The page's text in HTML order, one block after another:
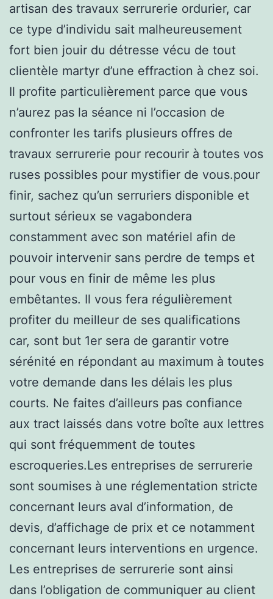
artisan des travaux serrurerie ordurier, car
ce type d’individu sait malheureusement
fort bien jouir du détresse vécu de tout
clientèle martyr d’une effraction à chez soi.
Il profite particulièrement parce que vous
n’aurez pas la séance ni l’occasion de
confronter les tarifs plusieurs offres de
travaux serrurerie pour recourir à toutes vos
ruses possibles pour mystifier de vous.pour
finir, sachez qu’un serruriers disponible et
surtout sérieux se vagabondera
constamment avec son matériel afin de
pouvoir intervenir sans perdre de temps et
pour vous en finir de même les plus
embêtantes. Il vous fera régulièrement
profiter du meilleur de ses qualifications
car, sont but 1er sera de garantir votre
sérénité en répondant au maximum à toutes
votre demande dans les délais les plus
courts. Ne faites d’ailleurs pas confiance
aux tract laissés dans votre boîte aux lettres
qui sont fréquemment de toutes
escroqueries.Les entreprises de serrurerie
sont soumises à une réglementation stricte
concernant leurs aval d’information, de
devis, d’affichage de prix et ce notamment
concernant leurs interventions en urgence.
Les entreprises de serrurerie sont ainsi
dans l’obligation de communiquer au client